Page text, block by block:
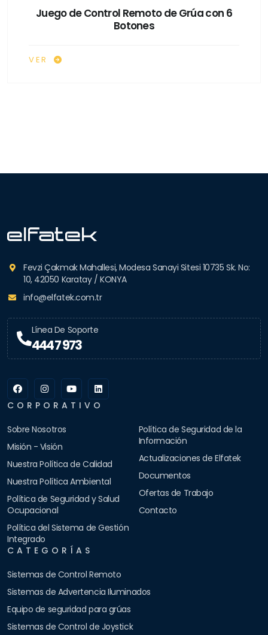
Juego de Control Remoto de Grúa con 6
Botones
VER
Fevzi Çakmak Mahallesi, Modesa Sanayi Sitesi 10735 Sk. No:
10, 42050 Karatay / KONYA
info@elfatek.com.tr
Línea De Soporte
444 7 973
CORPORATIVO
Sobre Nosotros
Misión - Visión
Nuestra Política de Calidad
Nuestra Política Ambiental
Política de Seguridad y Salud
Ocupacional
Política del Sistema de Gestión
Integrado
Política de Seguridad de la
Información
Actualizaciones de Elfatek
Documentos
Ofertas de Trabajo
Contacto
CATEGORÍAS
Sistemas de Control Remoto
Sistemas de Advertencia Iluminados
Equipo de seguridad para grúas
Sistemas de Control de Joystick